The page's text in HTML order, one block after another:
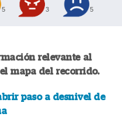
5 3 5
relevante al
mapa del recorrido.
paso a desnivel de